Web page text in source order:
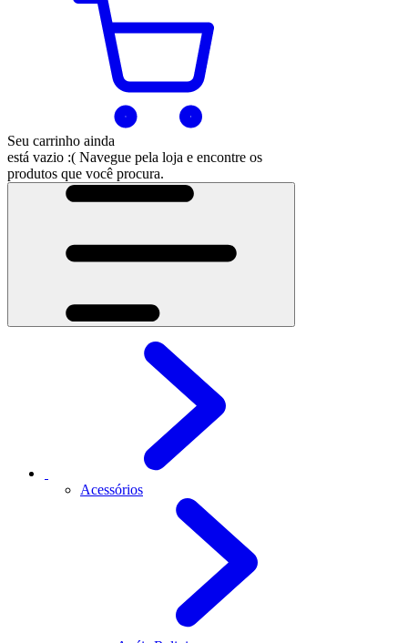
Seu carrinho ainda
está vazio :( Navegue pela loja e encontre os
produtos que você procura.
Acessórios